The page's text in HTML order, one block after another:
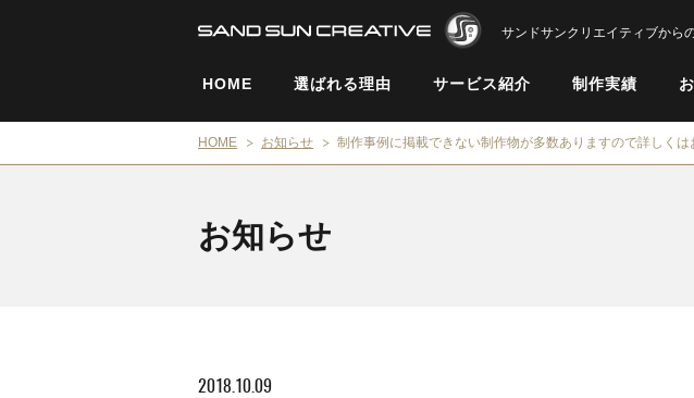
サンドサンクリエイティブから
HOME 選ばれる理由 サービス紹介 制作実績
HOME お知らせ 制作事例に掲載できない制作物が多数ありますので詳しくは
お知らせ
2018.10.09